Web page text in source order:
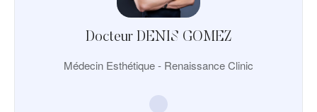
Docteur DENIS GOMEZ
Médecin Esthétique - Renaissance Clinic